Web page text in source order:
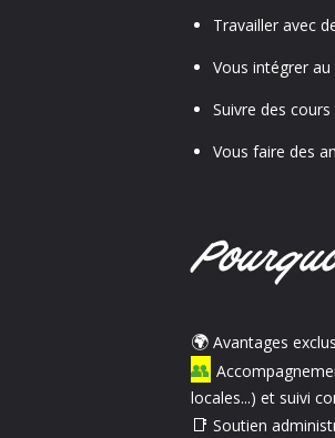
Travailler avec
Vous intégrer
Suivre des
Vous faire des
🌍 Avantages
👥
locales...) et suivi
📑 Soutien